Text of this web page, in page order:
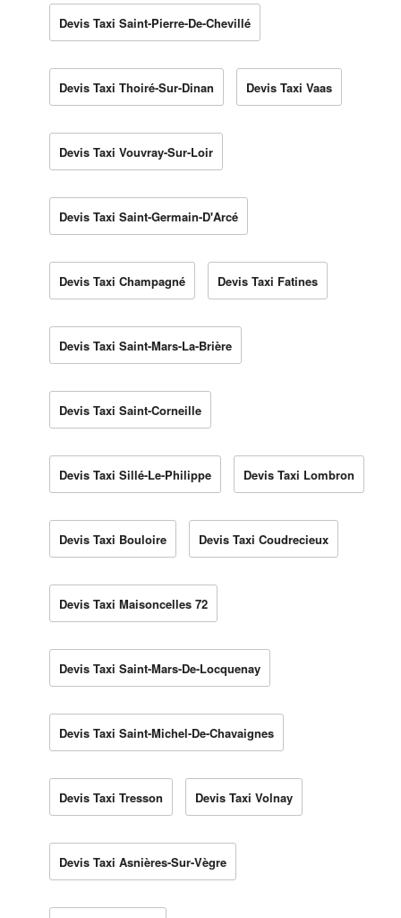
Devis Taxi Saint-Pierre-De-Chevillé
Devis Taxi Thoiré-Sur-Dinan Devis Taxi Vaas
Devis Taxi Vouvray-Sur-Loir
Devis Taxi Saint-Germain-D'Arcé
Devis Taxi Champagné Devis Taxi Fatines
Devis Taxi Saint-Mars-La-Brière
Devis Taxi Saint-Corneille
Devis Taxi Sillé-Le-Philippe Devis Taxi Lombron
Devis Taxi Bouloire Devis Taxi Coudrecieux
Devis Taxi Maisoncelles 72
Devis Taxi Saint-Mars-De-Locquenay
Devis Taxi Saint-Michel-De-Chavaignes
Devis Taxi Tresson Devis Taxi Volnay
Devis Taxi Asnières-Sur-Vègre